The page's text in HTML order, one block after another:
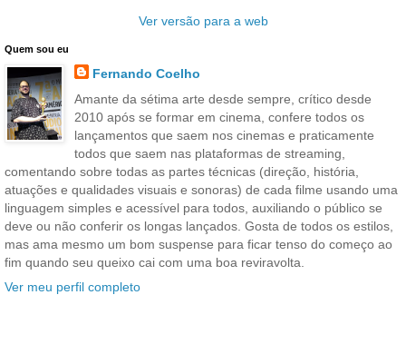
Ver versão para a web
Quem sou eu
Fernando Coelho
Amante da sétima arte desde sempre, crítico desde
2010 após se formar em cinema, confere todos os
lançamentos que saem nos cinemas e praticamente
todos que saem nas plataformas de streaming,
comentando sobre todas as partes técnicas (direção, história,
atuações e qualidades visuais e sonoras) de cada filme usando uma
linguagem simples e acessível para todos, auxiliando o público se
deve ou não conferir os longas lançados. Gosta de todos os estilos,
mas ama mesmo um bom suspense para ficar tenso do começo ao
fim quando seu queixo cai com uma boa reviravolta.
Ver meu perfil completo